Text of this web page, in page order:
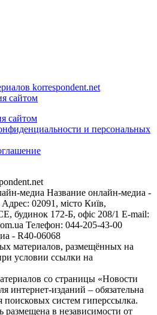
korrespondent.net
сайтом
сайтом
и персональных
медиа Название онлайн-медиа -
02091, місто Київ,
172-Б, офіс 208/1 E-mail:
Телефон: 044-205-43-00
- R40-06068
материалов, размещённых на
условии ссылки на
со страницы «Новости
интернет-изданий – обязательна
поисковых систем гиперссылка.
в независимости от